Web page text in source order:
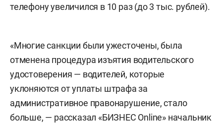
телефону увеличился в 10 раз (до 3 тыс. рублей).
«Многие санкции были ужесточены, была
отменена процедура изъятия водительского
удостоверения — водителей, которые
уклоняются от уплаты штрафа за
административное правонарушение, стало
больше, — рассказал «БИЗНЕС Online» начальник